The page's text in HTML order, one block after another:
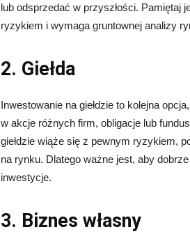
lub odsprzedać w przyszłości. Pamiętaj
ryzykiem i wymaga gruntownej analizy
2. Giełda
Inwestowanie na giełdzie to kolejna
w akcje różnych firm, obligacje lub
giełdzie wiąże się z pewnym ryzykiem,
na rynku. Dlatego ważne jest, aby
inwestycje.
3. Biznes własny